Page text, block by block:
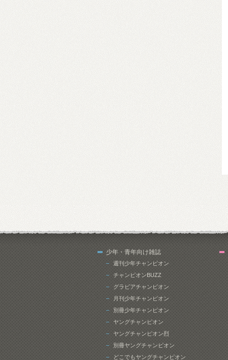
少年・青年向け雑誌
週刊少年チャンピオン
チャンピオンBUZZ
グラビアチャンピオン
月刊少年チャンピオン
別冊少年チャンピオン
ヤングチャンピオン
ヤングチャンピオン烈
別冊ヤングチャンピオン
どこでもヤングチャンピオン